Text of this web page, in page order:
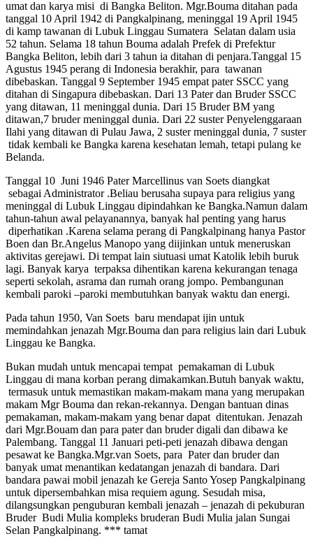
umat dan karya misi di Bangka Beliton. Mgr.Bouma ditahan pada
tanggal 10 April 1942 di Pangkalpinang, meninggal 19 April 1945
di kamp tawanan di Lubuk Linggau Sumatera Selatan dalam usia
52 tahun. Selama 18 tahun Bouma adalah Prefek di Prefektur
Bangka Beliton, lebih dari 3 tahun ia ditahan di penjara.Tanggal 15
Agustus 1945 perang di Indonesia berakhir, para tawanan
dibebaskan. Tanggal 9 September 1945 empat pater SSCC yang
ditahan di Singapura dibebaskan. Dari 13 Pater dan Bruder SSCC
yang ditawan, 11 meninggal dunia. Dari 15 Bruder BM yang
ditawan,7 bruder meninggal dunia. Dari 22 suster Penyelenggaraan
Ilahi yang ditawan di Pulau Jawa, 2 suster meninggal dunia, 7 suster
tidak kembali ke Bangka karena kesehatan lemah, tetapi pulang ke
Belanda.
Tanggal 10 Juni 1946 Pater Marcellinus van Soets diangkat
sebagai Administrator .Beliau berusaha supaya para religius yang
meninggal di Lubuk Linggau dipindahkan ke Bangka.Namun dalam
tahun-tahun awal pelayanannya, banyak hal penting yang harus
diperhatikan .Karena selama perang di Pangkalpinang hanya Pastor
Boen dan Br.Angelus Manopo yang diijinkan untuk meneruskan
aktivitas gerejawi. Di tempat lain siutuasi umat Katolik lebih buruk
lagi. Banyak karya terpaksa dihentikan karena kekurangan tenaga
seperti sekolah, asrama dan rumah orang jompo. Pembangunan
kembali paroki –paroki membutuhkan banyak waktu dan energi.
Pada tahun 1950, Van Soets baru mendapat ijin untuk
memindahkan jenazah Mgr.Bouma dan para religius lain dari Lubuk
Linggau ke Bangka.
Bukan mudah untuk mencapai tempat pemakaman di Lubuk
Linggau di mana korban perang dimakamkan.Butuh banyak waktu,
termasuk untuk memastikan makam-makam mana yang merupakan
makam Mgr Bouma dan rekan-rekannya. Dengan bantuan dinas
pemakaman, makam-makam yang benar dapat ditentukan. Jenazah
dari Mgr.Bouam dan para pater dan bruder digali dan dibawa ke
Palembang. Tanggal 11 Januari peti-peti jenazah dibawa dengan
pesawat ke Bangka.Mgr.van Soets, para Pater dan bruder dan
banyak umat menantikan kedatangan jenazah di bandara. Dari
bandara pawai mobil jenazah ke Gereja Santo Yosep Pangkalpinang
untuk dipersembahkan misa requiem agung. Sesudah misa,
dilangsungkan penguburan kembali jenazah – jenazah di pekuburan
Bruder Budi Mulia kompleks bruderan Budi Mulia jalan Sungai
Selan Pangkalpinang. *** tamat